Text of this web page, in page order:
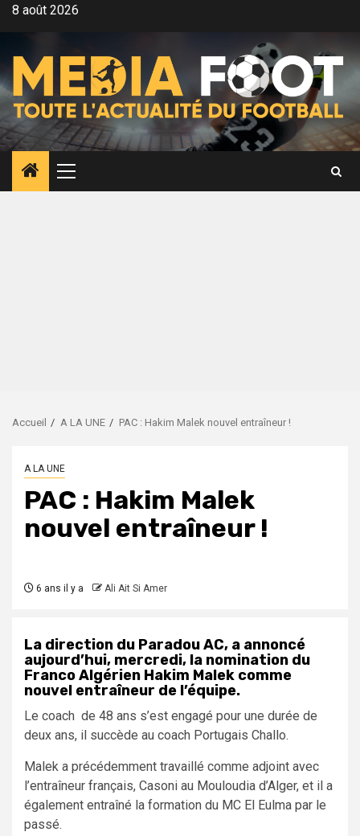
Aller8 août 2026
Menu
principal
Accueil A LA UNE PAC : Hakim Malek nouvel entraîneur !
A LA UNE
PAC : Hakim Malek
nouvel entraîneur !
6 ans il y a Ali Ait Si Amer
La direction du Paradou AC, a annoncé
aujourd’hui, mercredi, la nomination du
Franco Algérien Hakim Malek comme
nouvel entraîneur de l’équipe.
Le coach de 48 ans s’est engagé pour une durée de
deux ans, il succède au coach Portugais Challo.
Malek a précédemment travaillé comme adjoint avec
l’entraîneur français, Casoni au Mouloudia d’Alger, et il a
également entraîné la formation du MC El Eulma par le
passé.